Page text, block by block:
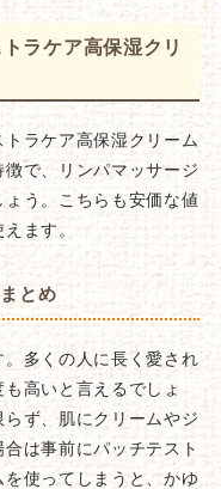
ラケア高保湿クリ
ラケア高保湿クリーム
で、リンパマッサージ
う。こちらも安価な値
ます。
とめ
多くの人に長く愛され
高いと言えるでしょ
ず、肌にクリームやジ
は事前にパッチテスト
使ってしまうと、かゆ